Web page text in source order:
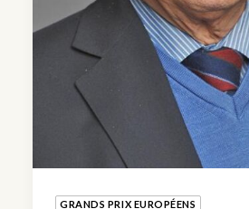
GRANDS PRIX EUROPÉENS